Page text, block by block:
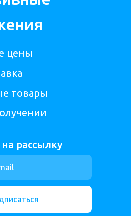
цены
товары
рассылку